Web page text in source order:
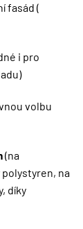
fasád (
i pro
volbu
(na
na
díky